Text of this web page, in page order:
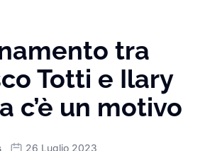
tra
Totti e Ilary
c’è un motivo
26 Luglio 2023